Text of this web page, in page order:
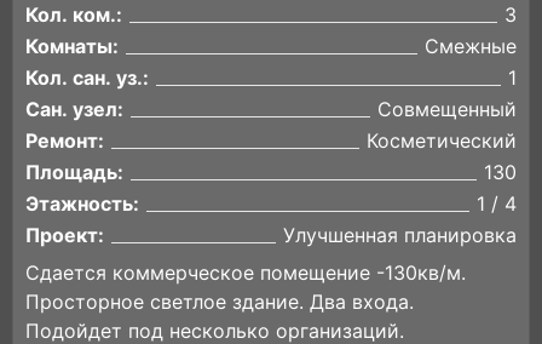
Кол. ком.:
3
Комнаты:
Смежные
Кол. сан. уз.:
1
Сан. узел:
Совмещенный
Ремонт:
Косметический
Площадь:
130
Этажность:
1 / 4
Проект:
Улучшенная планировка
Сдается коммерческое помещение -130кв/м.
Просторное светлое здание. Два входа.
Подойдет под несколько организаций.